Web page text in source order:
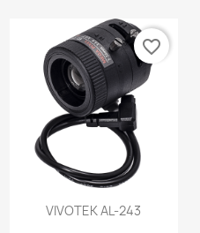
VIVOTEK AL-243
favorite_border